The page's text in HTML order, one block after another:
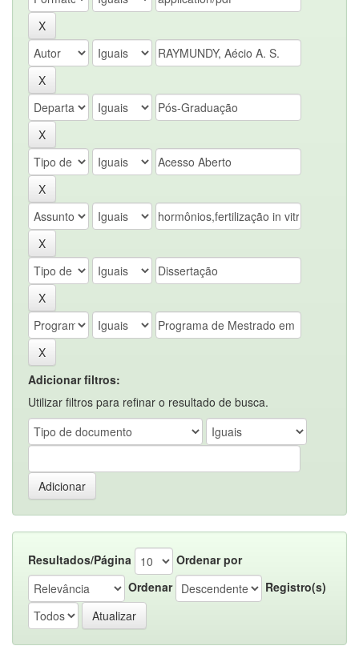
Adicionar filtros:
Utilizar filtros para refinar o resultado de busca.
Resultados/Página
Ordenar por
Ordenar
Registro(s)